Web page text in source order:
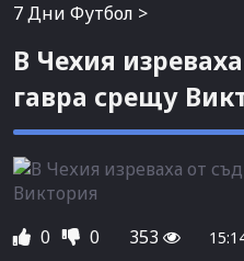
7 Дни Футбол >
В Чехия
гавра срещу
0 0 353